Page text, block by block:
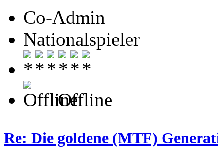
Co-Admin
Nationalspieler
Offline
Re: Die goldene (MTF)